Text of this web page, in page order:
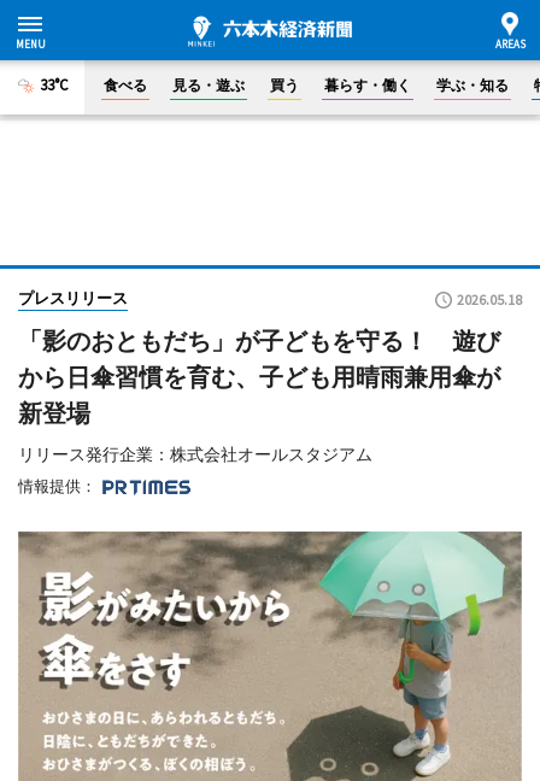
33°C 食べる 見る・遊ぶ 買う 暮らす・働く 学ぶ・知る
プレスリリース 2026.05.18
「影のおともだち」が子どもを守る！ 遊び
から日傘習慣を育む、子ども用晴雨兼用傘が
新登場
リリース発行企業：株式会社オールスタジアム
情報提供：